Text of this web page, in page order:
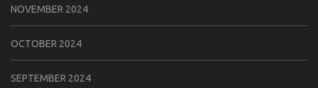
NOVEMBER 2024
OCTOBER 2024
SEPTEMBER 2024